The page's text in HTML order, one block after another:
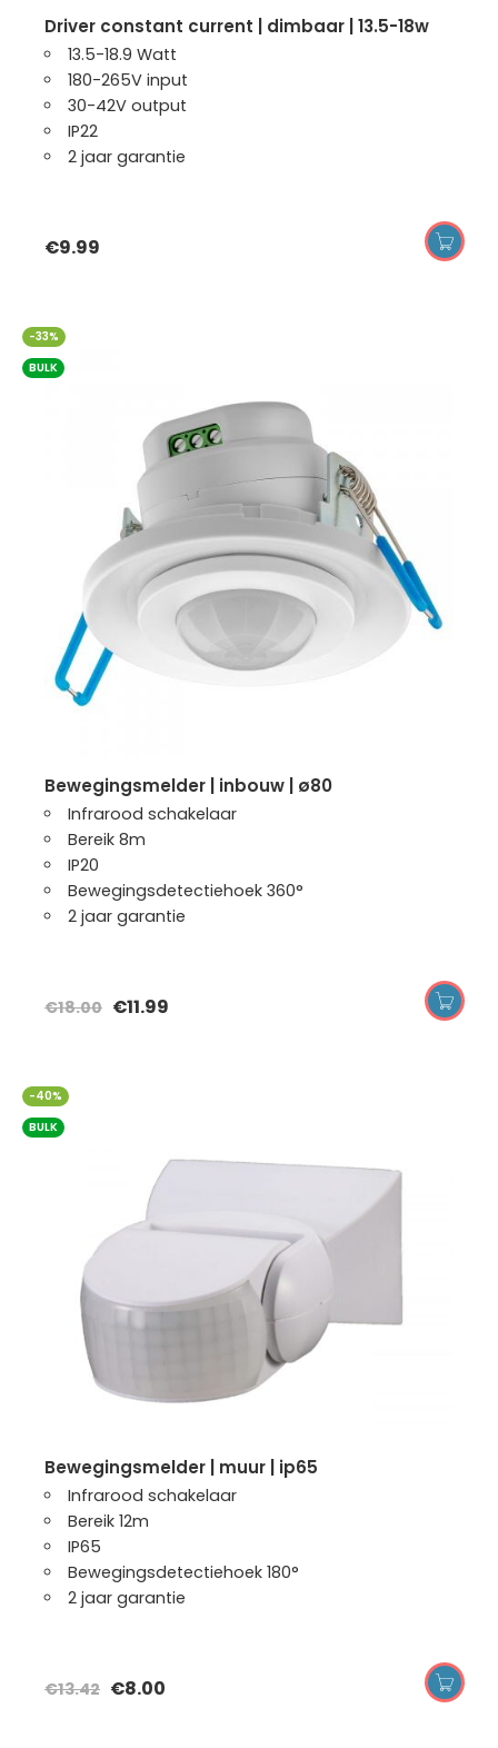
driver constant current | dimbaar | 13.5-18w
13.5-18.9 Watt
180-265V input
30-42V output
IP22
2 jaar garantie
€9.99
-33%
BULK
bewegingsmelder | inbouw | ø80
Infrarood schakelaar
Bereik 8m
IP20
Bewegingsdetectiehoek 360°
2 jaar garantie
€18.00 €11.99
-40%
BULK
bewegingsmelder | muur | ip65
Infrarood schakelaar
Bereik 12m
IP65
Bewegingsdetectiehoek 180°
2 jaar garantie
€13.42 €8.00